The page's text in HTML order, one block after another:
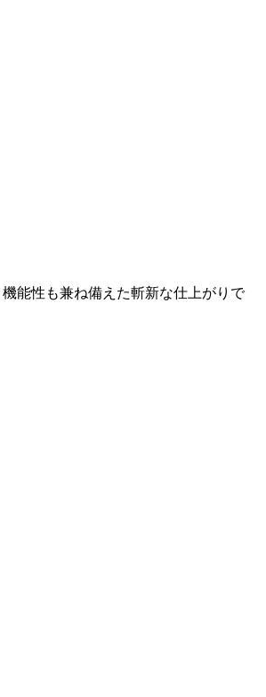
能性も兼ね備えた斬新な仕上がりで